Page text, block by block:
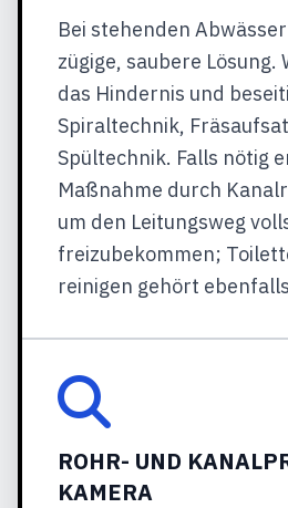
Bei stehenden
zügige, saubere Lösung.
das Hindernis und
Spiraltechnik,
Spültechnik. Falls nötig
Maßnahme durch
um den Leitungsweg
freizubekommen;
reinigen gehört
ROHR- UND
KAMERA